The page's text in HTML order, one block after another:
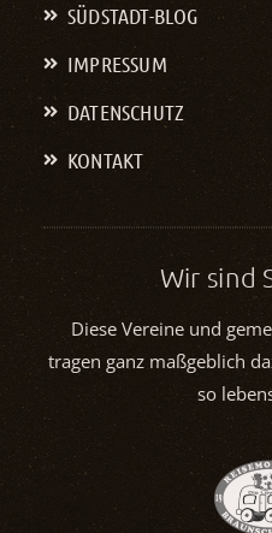
SÜDSTADT-BLOG
IMPRESSUM
DATENSCHUTZ
KONTAKT
Wir sind
Diese Vereine und
tragen ganz maßgeblich
so